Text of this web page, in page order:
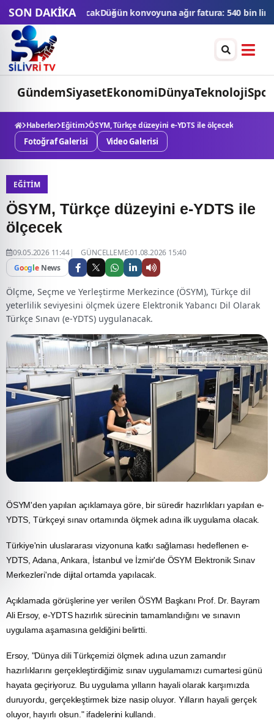
SON DAKİKAağır fatura: 540 bin lira ceza, 6 araç trafikten men edildi
GündemSiyasetEkonomiDünyaTeknolojiSpor
Haberler Eğitim ÖSYM, Türkçe düzeyini e-YDTS ile ölçecek
Fotoğraf Galerisi Video Galerisi
EĞITIM
ÖSYM, Türkçe düzeyini e-YDTS ile
ölçecek
09.05.2026 11:44
GÜNCELLEME:01.08.2026 15:40
Google News
Ölçme, Seçme ve Yerleştirme Merkezince (ÖSYM), Türkçe dil
yeterlilik seviyesini ölçmek üzere Elektronik Yabancı Dil Olarak
Türkçe Sınavı (e-YDTS) uygulanacak.
ÖSYM'den yapılan açıklamaya göre, bir süredir hazırlıkları yapılan e-
YDTS, Türkçeyi sınav ortamında ölçmek adına ilk uygulama olacak.
Türkiye'nin uluslararası vizyonuna katkı sağlaması hedeflenen e-
YDTS, Adana, Ankara, İstanbul ve İzmir'de ÖSYM Elektronik Sınav
Merkezleri'nde dijital ortamda yapılacak.
Açıklamada görüşlerine yer verilen ÖSYM Başkanı Prof. Dr. Bayram
Ali Ersoy, e-YDTS hazırlık sürecinin tamamlandığını ve sınavın
uygulama aşamasına geldiğini belirtti.
Ersoy, "Dünya dili Türkçemizi ölçmek adına uzun zamandır
hazırlıklarını gerçekleştirdiğimiz sınav uygulamamızı cumartesi günü
hayata geçiriyoruz. Bu uygulama yılların hayali olarak karşımızda
duruyordu, gerçekleştirmek bize nasip oluyor. Yılların hayali gerçek
oluyor, hayırlı olsun." ifadelerini kullandı.